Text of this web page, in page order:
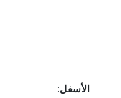
الأسفل: